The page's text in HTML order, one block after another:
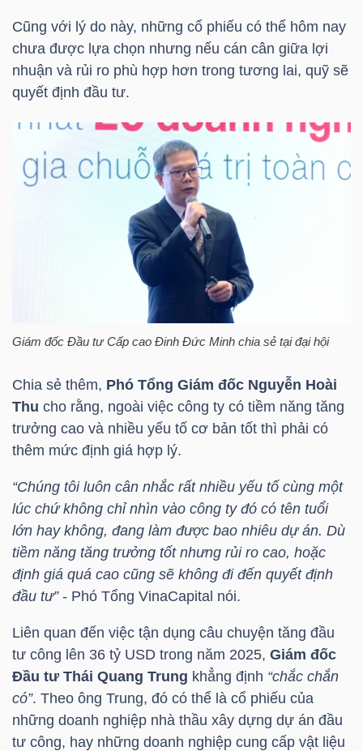
Cũng với lý do này, những cổ phiếu có thể hôm nay
chưa được lựa chọn nhưng nếu cán cân giữa lợi
nhuận và rủi ro phù hợp hơn trong tương lai, quỹ sẽ
quyết định đầu tư.
Giám đốc Đầu tư Cấp cao Đinh Đức Minh chia sẻ tại đại hội
Chia sẻ thêm, Phó Tổng Giám đốc Nguyễn Hoài
Thu cho rằng, ngoài việc công ty có tiềm năng tăng
trưởng cao và nhiều yếu tố cơ bản tốt thì phải có
thêm mức định giá hợp lý.
“Chúng tôi luôn cân nhắc rất nhiều yếu tố cùng một
lúc chứ không chỉ nhìn vào công ty đó có tên tuổi
lớn hay không, đang làm được bao nhiêu dự án. Dù
tiềm năng tăng trưởng tốt nhưng rủi ro cao, hoặc
định giá quá cao cũng sẽ không đi đến quyết định
đầu tư”- Phó Tổng VinaCapital nói.
Liên quan đến việc tận dụng câu chuyện tăng đầu
tư công lên 36 tỷ USD trong năm 2025, Giám đốc
Đầu tư Thái Quang Trung khẳng định “chắc chắn
có”. Theo ông Trung, đó có thể là cổ phiếu của
những doanh nghiệp nhà thầu xây dựng dự án đầu
tư công, hay những doanh nghiệp cung cấp vật liệu
Báo
cáo
phân
tích
(-)
Thuật
Đào
tạo
Sách
tài
chính
Công
cụ
đầu
tư